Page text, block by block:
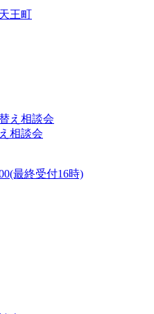
王町
相談会
最終受付16時)